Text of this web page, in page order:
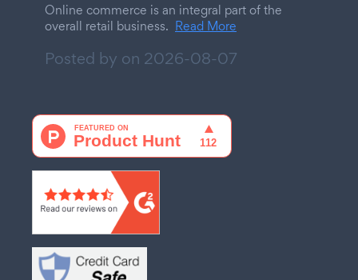
Online commerce is an integral part of the
overall retail business. Read More
Posted by on 2026-08-07